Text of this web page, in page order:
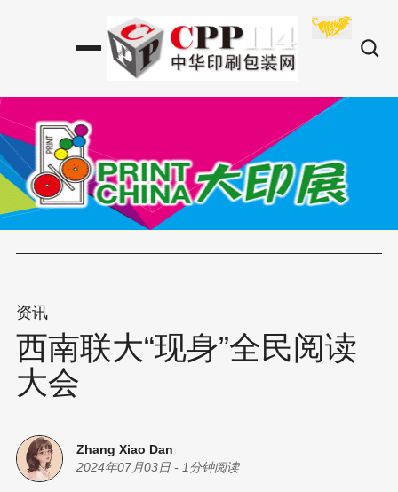
资讯
西南联大“现身”全民阅读
大会
Zhang Xiao Dan
2024年07月03日 - 1分钟阅读